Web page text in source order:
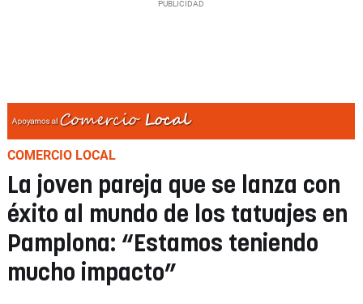
COMERCIO LOCAL
La joven pareja que se lanza con
éxito al mundo de los tatuajes en
Pamplona: “Estamos teniendo
mucho impacto”